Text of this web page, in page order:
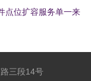
点位扩容服务单一来
三段14号